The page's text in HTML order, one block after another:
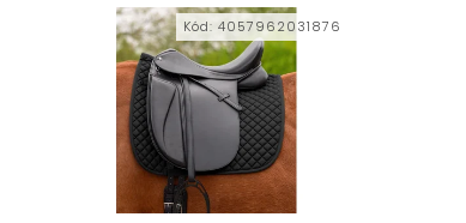
Kód: 4057962031876